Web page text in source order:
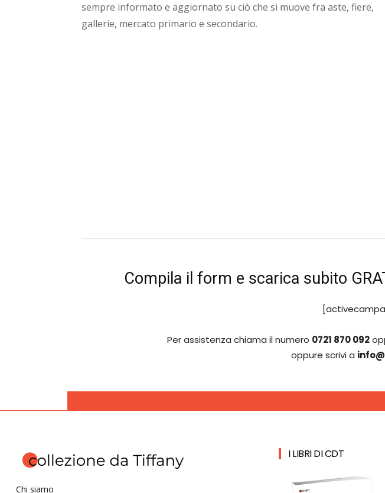
sempre informato e aggiornato su ciò che si muove fra aste, fiere,
gallerie, mercato primario e secondario.
Compila il form e scarica subito
Per assistenza chiama il numero 0721 870 092
oppure scrivi a
Chi siamo
I LIBRI DI CDT